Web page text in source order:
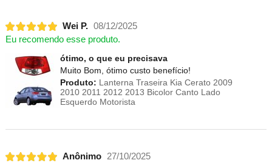
Wei P. 08/12/2025
Eu recomendo esse produto.
ótimo, o que eu precisava
Muito Bom, ótimo custo benefício!
Produto: Lanterna Traseira Kia Cerato 2009
2010 2011 2012 2013 Bicolor Canto Lado
Esquerdo Motorista
Anônimo 27/10/2025